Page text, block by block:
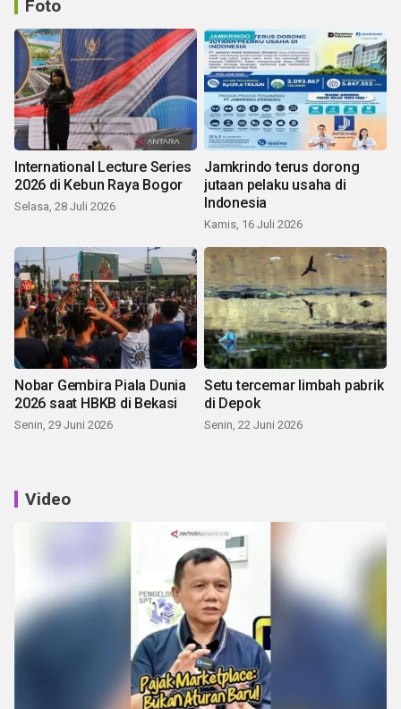
Foto
International Lecture Series
2026 di Kebun Raya Bogor
Selasa, 28 Juli 2026
Jamkrindo terus dorong
jutaan pelaku usaha di
Indonesia
Kamis, 16 Juli 2026
Nobar Gembira Piala Dunia
2026 saat HBKB di Bekasi
Senin, 29 Juni 2026
Setu tercemar limbah pabrik
di Depok
Senin, 22 Juni 2026
Video